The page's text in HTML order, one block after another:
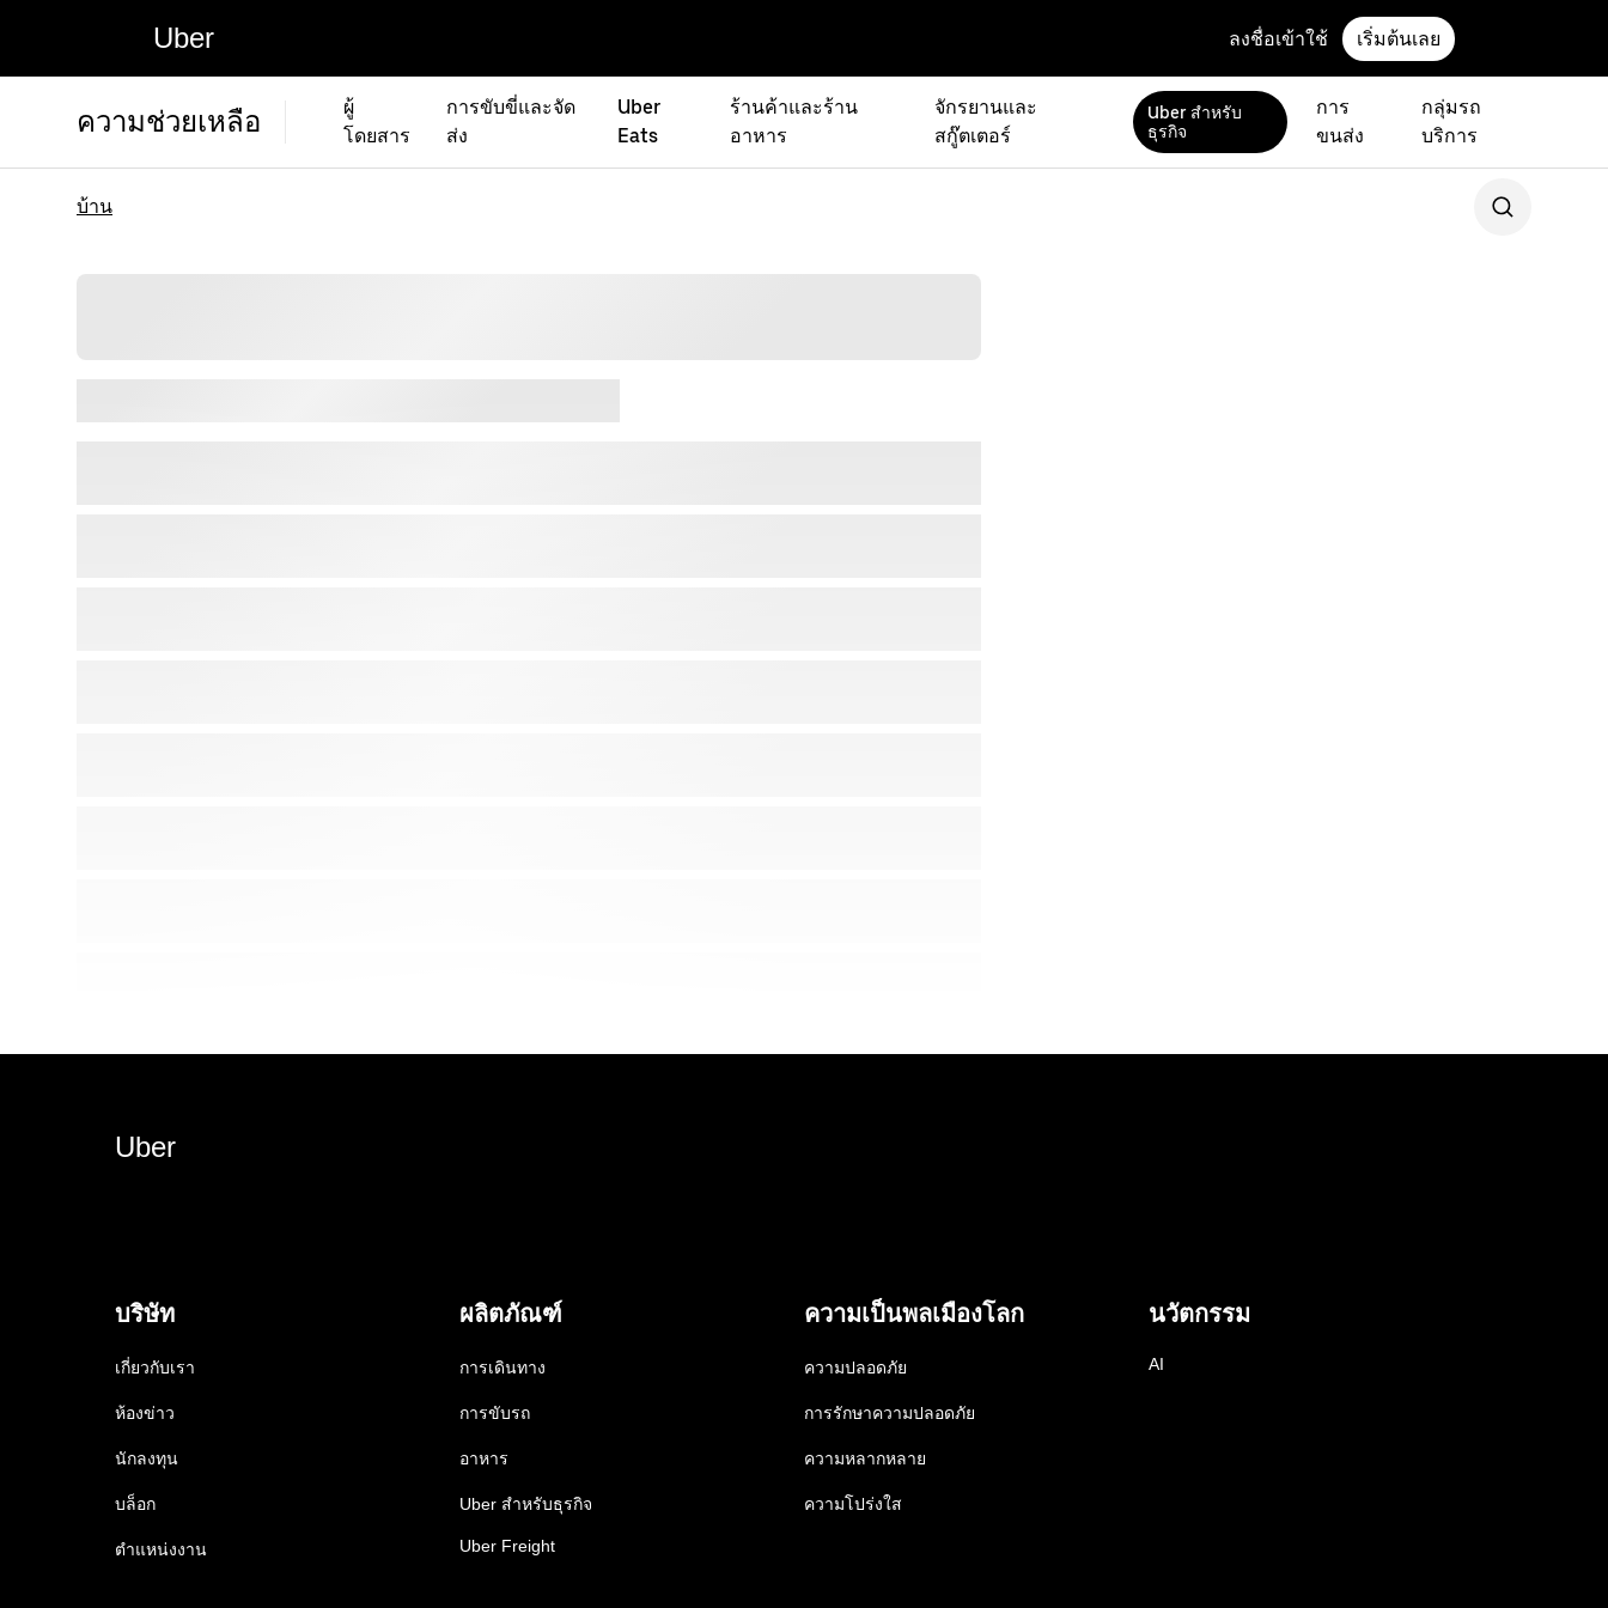
Uber ลงชื่อเข้าใช้ เริ่มต้นเลย
ความช่วยเหลือ
ผู้
โดยสาร
การขับขี่และจัด
ส่ง
Uber
Eats
ร้านค้าและร้าน
อาหาร
จักรยานและ
สกู๊ตเตอร์
Uber สำหรับ
ธุรกิจ
การ
ขนส่ง
กลุ่มรถ
บริการ
บ้าน
Uber
บริษัท
เกี่ยวกับเรา
ห้องข่าว
นักลงทุน
บล็อก
ตำแหน่งงาน
ผลิตภัณฑ์
การเดินทาง
การขับรถ
อาหาร
Uber สำหรับธุรกิจ
Uber Freight
ความเป็นพลเมืองโลก
ความปลอดภัย
การรักษาความปลอดภัย
ความหลากหลาย
ความโปร่งใส
นวัตกรรม
AI